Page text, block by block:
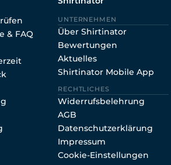
& FAQ
UNTERNEHMEN
Über Shirtinator
Bewertungen
Aktuelles
Shirtinator Mobile App
RECHTLICHES
Widerrufsbelehrung
AGB
Datenschutzerklärung
Impressum
Cookie-Einstellungen